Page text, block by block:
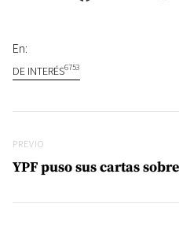
En:
DE INTERÉS6753
Previo
PREVIO
YPF puso sus cartas